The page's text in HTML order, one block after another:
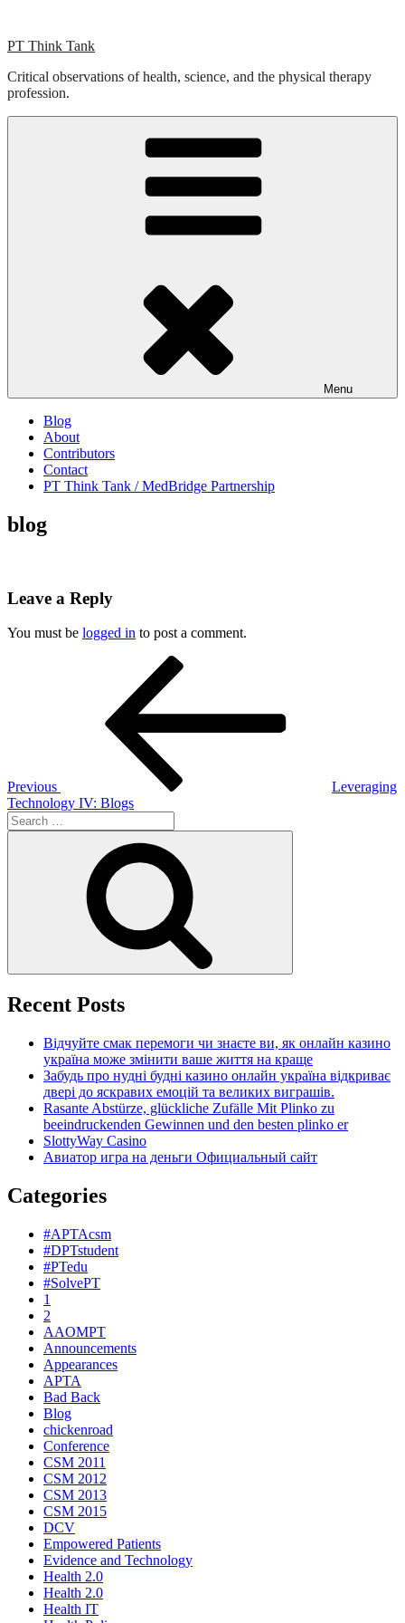
content
PT Think Tank
Critical observations of health, science, and the physical therapy
profession.
Menu
Blog
About
Contributors
Contact
PT Think Tank / MedBridge Partnership
blog
Leave a Reply
You must be logged in to post a comment.
Previous
Leveraging
Technology IV: Blogs
Search
for:
Recent Posts
Відчуйте смак перемоги чи знаєте ви, як онлайн казино
україна може змінити ваше життя на краще
Забудь про нудні будні казино онлайн україна відкриває
двері до яскравих емоцій та великих виграшів.
Rasante Abstürze, glückliche Zufälle Mit Plinko zu
beeindruckenden Gewinnen und den besten plinko er
SlottyWay Casino
Авиатор игра на деньги Официальный сайт
Categories
#APTAcsm
#DPTstudent
#PTedu
#SolvePT
1
2
AAOMPT
Announcements
Appearances
APTA
Bad Back
Blog
chickenroad
Conference
CSM 2011
CSM 2012
CSM 2013
CSM 2015
DCV
Empowered Patients
Evidence and Technology
Health 2.0
Health 2.0
Health IT